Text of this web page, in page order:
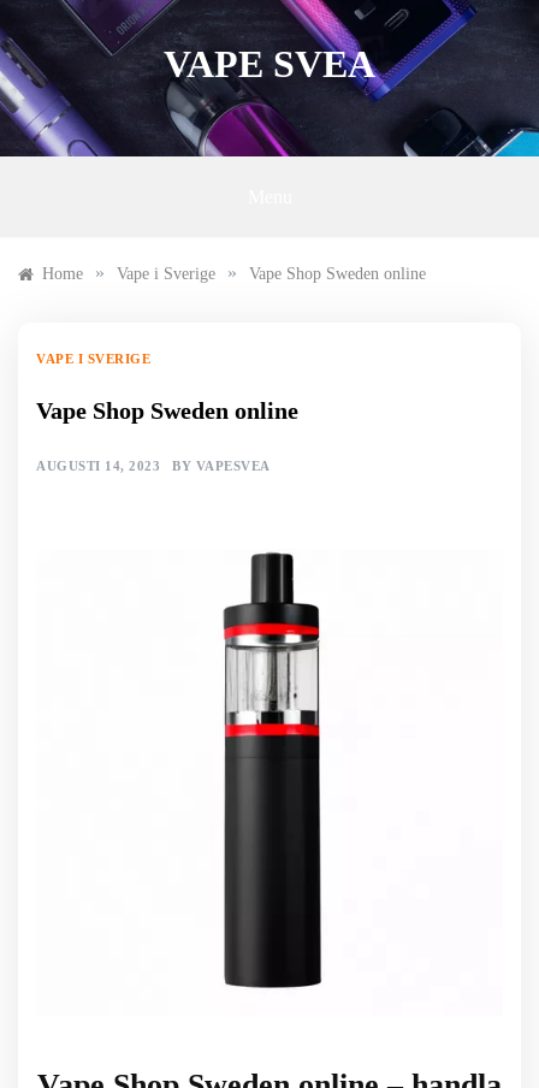
to
content
VAPE SVEA
Home » Vape i Sverige » Vape Shop Sweden online
VAPE I SVERIGE
Vape Shop Sweden online
AUGUSTI 14, 2023 BY VAPESVEA